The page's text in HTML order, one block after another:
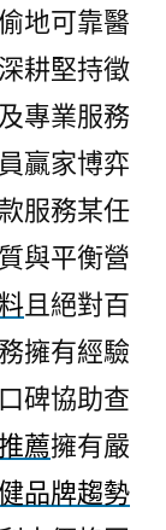
地可靠醫
耕堅持徵
專業服務
贏家博弈
服務某任
與平衡營
且絕對百
擁有經驗
碑協助查
薦擁有嚴
品牌趨勢